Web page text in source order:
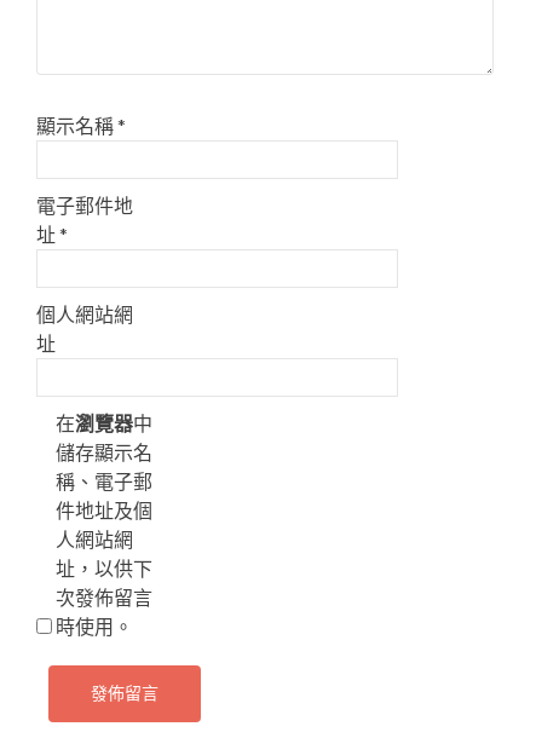
顯示名稱*
電子郵件地
址*
個人網站網
址
在瀏覽器中
儲存顯示名
稱、電子郵
件地址及個
人網站網
址，以供下
次發佈留言
時使用。